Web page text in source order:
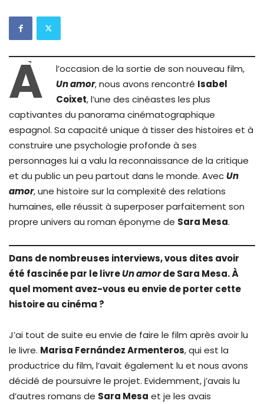
À
l’occasion de la sortie de son nouveau film,
Un amor, nous avons rencontré Isabel
Coixet, l’une des cinéastes les plus
captivantes du panorama cinématographique
espagnol. Sa capacité unique à tisser des histoires et à
construire une psychologie profonde à ses
personnages lui a valu la reconnaissance de la critique
et du public un peu partout dans le monde. AvecUn
amor, une histoire sur la complexité des relations
humaines, elle réussit à superposer parfaitement son
propre univers au roman éponyme de Sara Mesa.
Dans de nombreuses interviews, vous dites avoir
été fascinée par le livreUn amorde Sara Mesa. À
quel moment avez-vous eu envie de porter cette
histoire au cinéma ?
J’ai tout de suite eu envie de faire le film après avoir lu
le livre. Marisa Fernández Armenteros, qui est la
productrice du film, l’avait également lu et nous avons
décidé de poursuivre le projet. Evidemment, j’avais lu
d’autres romans de Sara Mesa et je les avais